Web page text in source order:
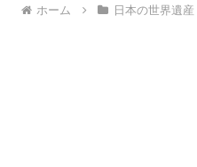
ホーム 日本の世界遺産